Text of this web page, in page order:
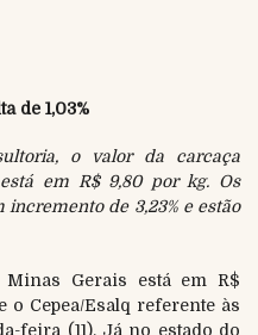
de 1,03%
o valor da carcaça
em R$ 9,80 por kg. Os
de 3,23% e estão
Gerais está em R$
o Cepea/Esalq referente às
feira (11). Já no estado do